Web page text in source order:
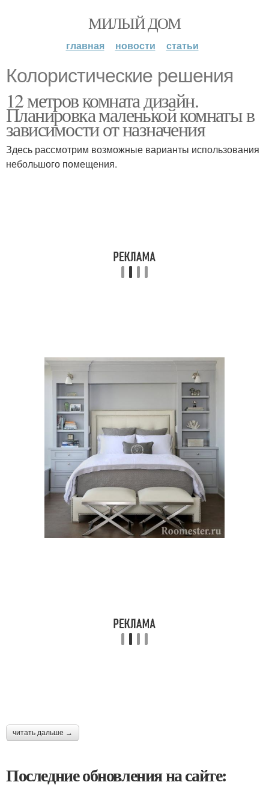
МИЛЫЙ ДОМ
главная новости статьи
Колористические решения
12 метров комната дизайн.
Планировка маленькой комнаты в
зависимости от назначения
Здесь рассмотрим возможные варианты использования
небольшого помещения.
читать дальше →
Последние обновления на сайте: